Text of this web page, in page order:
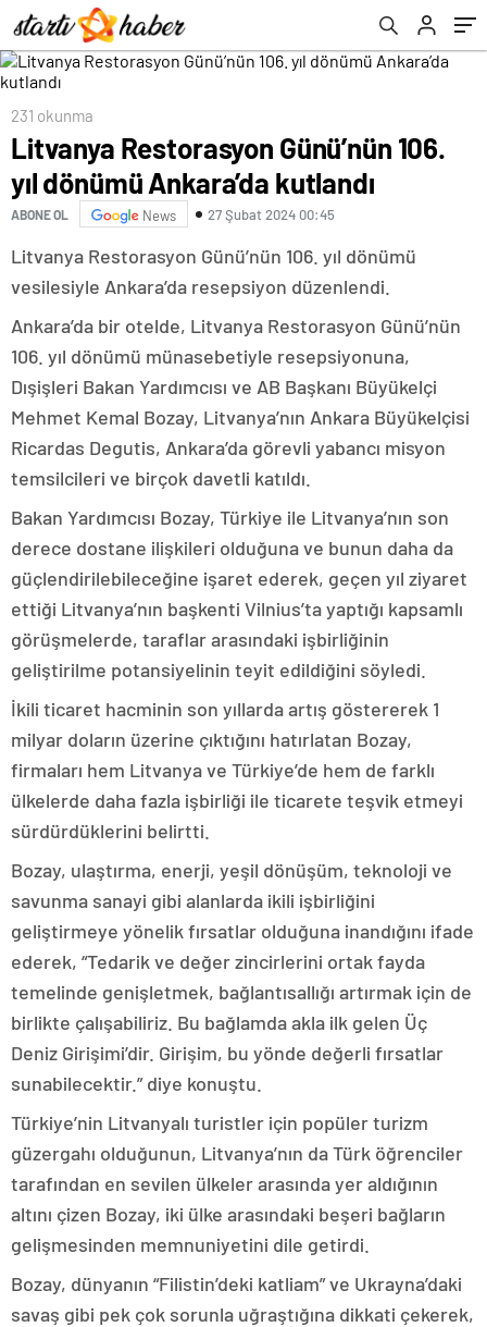
231 okunma
Litvanya Restorasyon Günü’nün 106.
yıl dönümü Ankara’da kutlandı
ABONE OL News 27 Şubat 2024 00:45
Litvanya Restorasyon Günü’nün 106. yıl dönümü
vesilesiyle Ankara’da resepsiyon düzenlendi.
Ankara’da bir otelde, Litvanya Restorasyon Günü’nün
106. yıl dönümü münasebetiyle resepsiyonuna,
Dışişleri Bakan Yardımcısı ve AB Başkanı Büyükelçi
Mehmet Kemal Bozay, Litvanya’nın Ankara Büyükelçisi
Ricardas Degutis, Ankara’da görevli yabancı misyon
temsilcileri ve birçok davetli katıldı.
Bakan Yardımcısı Bozay, Türkiye ile Litvanya’nın son
derece dostane ilişkileri olduğuna ve bunun daha da
güçlendirilebileceğine işaret ederek, geçen yıl ziyaret
ettiği Litvanya’nın başkenti Vilnius’ta yaptığı kapsamlı
görüşmelerde, taraflar arasındaki işbirliğinin
geliştirilme potansiyelinin teyit edildiğini söyledi.
İkili ticaret hacminin son yıllarda artış göstererek 1
milyar doların üzerine çıktığını hatırlatan Bozay,
firmaları hem Litvanya ve Türkiye’de hem de farklı
ülkelerde daha fazla işbirliği ile ticarete teşvik etmeyi
sürdürdüklerini belirtti.
Bozay, ulaştırma, enerji, yeşil dönüşüm, teknoloji ve
savunma sanayi gibi alanlarda ikili işbirliğini
geliştirmeye yönelik fırsatlar olduğuna inandığını ifade
ederek, “Tedarik ve değer zincirlerini ortak fayda
temelinde genişletmek, bağlantısallığı artırmak için de
birlikte çalışabiliriz. Bu bağlamda akla ilk gelen Üç
Deniz Girişimi’dir. Girişim, bu yönde değerli fırsatlar
sunabilecektir.” diye konuştu.
Türkiye’nin Litvanyalı turistler için popüler turizm
güzergahı olduğunun, Litvanya’nın da Türk öğrenciler
tarafından en sevilen ülkeler arasında yer aldığının
altını çizen Bozay, iki ülke arasındaki beşeri bağların
gelişmesinden memnuniyetini dile getirdi.
Bozay, dünyanın “Filistin’deki katliam” ve Ukrayna’daki
savaş gibi pek çok sorunla uğraştığına dikkati çekerek,
Bana ‘Sizi vuracaklar’ dediler